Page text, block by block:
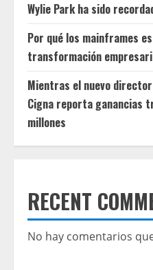
Wylie Park ha sido
Por qué los mainframes
transformación
Mientras el nuevo
Cigna reporta ganancias
millones
RECENT
No hay comentarios